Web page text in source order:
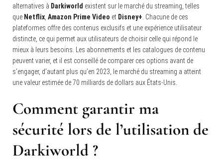
alternatives à Darkiworld existent sur le marché du streaming, telles
que Netflix Amazon Prime Video et Disney+ . Chacune de ces
plateformes offre des contenus exclusifs et une expérience utilisateur
distincte, ce qui permet aux utilisateurs de choisir celle qui répond le
mieux à leurs besoins. Les abonnements et les catalogues de contenu
peuvent varier, et il est conseillé de comparer ces options avant de
s’engager, d’autant plus qu’en 2023, le marché du streaming a atteint
une valeur estimée de 70 milliards de dollars aux États-Unis.
Comment garantir ma
sécurité lors de l’utilisation de
Darkiworld ?